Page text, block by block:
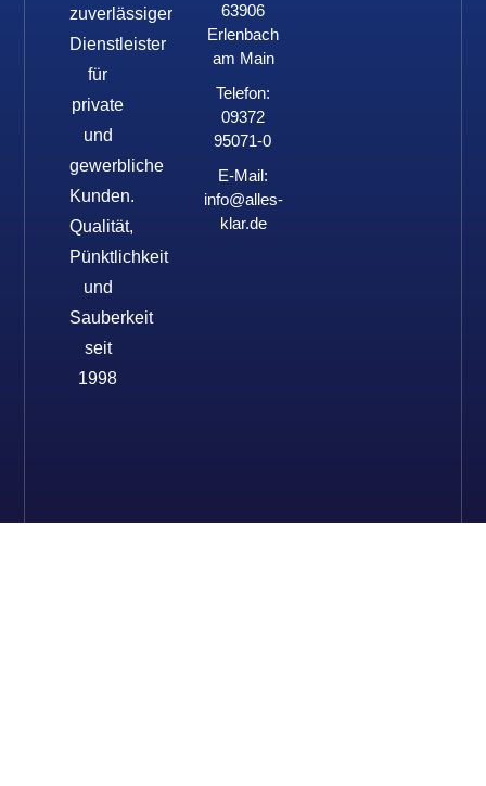
zuverlässiger
Dienstleister
für
private
und
gewerbliche
Kunden.
Qualität,
Pünktlichkeit
und
Sauberkeit
seit
1998
63906
Erlenbach
am Main
Telefon:
09372
95071-0
E-Mail:
info@alles-
klar.de